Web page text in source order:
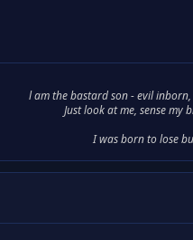
l am the bastard son - evil
Just look at me, sense
I was born to lose